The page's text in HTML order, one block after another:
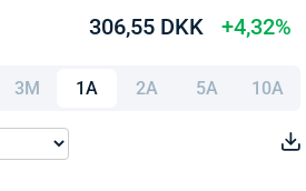
306,55 DKK +4,32%
3M 1A 2A 5A 10A